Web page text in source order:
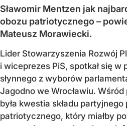
Sławomir Mentzen jak
obozu patriotycznego –
Mateusz Morawiecki.
Lider Stowarzyszenia Rozwój
i wiceprezes PiS, spotkał się
słynnego z wyborów
Jagodno we Wrocławiu.
była kwestia składu
patriotycznego, który miałby